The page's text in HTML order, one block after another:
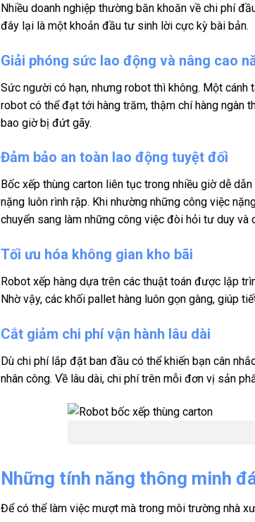
Nhiều doanh nghiệp thường băn khoăn về chi phí
đây lại là một khoản đầu tư sinh lời cực kỳ bài bản.
Giải phóng sức lao động và nâng cao
Sức người có hạn, nhưng robot thì không. Một
robot có thể đạt tới hàng trăm, thậm chí hàng ngàn
bao giờ bị đứt gãy.
Đảm bảo an toàn lao động tuyệt đối
Bốc xếp thùng carton liên tục trong nhiều giờ dễ
nặng luôn rình rập. Khi nhường những công việc
chuyển sang làm những công việc đòi hỏi tư duy và
Tối ưu hóa không gian kho bãi
Robot xếp hàng dựa trên các thuật toán được lập
Nhờ vậy, các khối pallet hàng luôn gọn gàng, giúp
Cắt giảm chi phí vận hành lâu dài
Dù chi phí lắp đặt ban đầu có thể khiến bạn cân
nhân công. Về lâu dài, chi phí trên mỗi đơn vị sản
Những tính năng thông minh
Để có thể làm việc mượt mà trong môi trường nhà